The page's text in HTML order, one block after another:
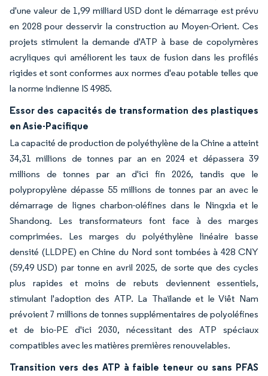
d'une valeur de 1,99 milliard USD dont le démarrage est prévu
en 2028 pour desservir la construction au Moyen-Orient. Ces
projets stimulent la demande d'ATP à base de copolymères
acryliques qui améliorent les taux de fusion dans les profilés
rigides et sont conformes aux normes d'eau potable telles que
la norme indienne IS 4985.
Essor des capacités de transformation des plastiques
en Asie-Pacifique
La capacité de production de polyéthylène de la Chine a atteint
34,31 millions de tonnes par an en 2024 et dépassera 39
millions de tonnes par an d'ici fin 2026, tandis que le
polypropylène dépasse 55 millions de tonnes par an avec le
démarrage de lignes charbon-oléfines dans le Ningxia et le
Shandong. Les transformateurs font face à des marges
comprimées. Les marges du polyéthylène linéaire basse
densité (LLDPE) en Chine du Nord sont tombées à 428 CNY
(59,49 USD) par tonne en avril 2025, de sorte que des cycles
plus rapides et moins de rebuts deviennent essentiels,
stimulant l'adoption des ATP. La Thaïlande et le Viêt Nam
prévoient 7 millions de tonnes supplémentaires de polyoléfines
et de bio-PE d'ici 2030, nécessitant des ATP spéciaux
compatibles avec les matières premières renouvelables.
Transition vers des ATP à faible teneur ou sans PFAS